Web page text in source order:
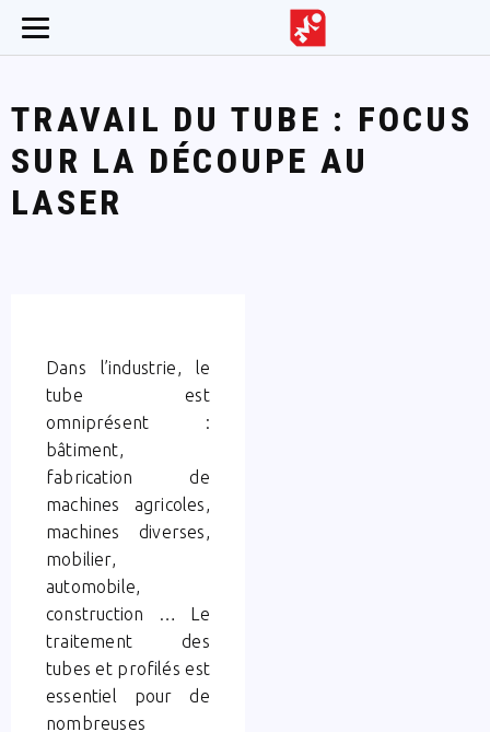
TRAVAIL DU TUBE : FOCUS
SUR LA DÉCOUPE AU
LASER
Dans l’industrie, le
tube est
omniprésent :
bâtiment,
fabrication de
machines agricoles,
machines diverses,
mobilier,
automobile,
construction … Le
traitement des
tubes et profilés est
essentiel pour de
nombreuses